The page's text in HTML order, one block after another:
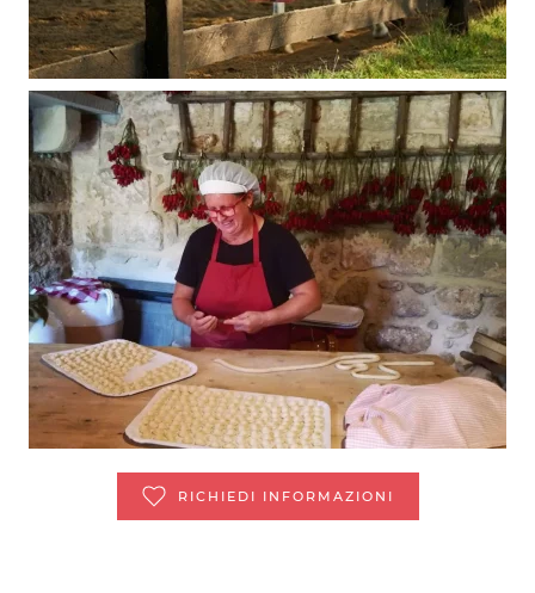
RICHIEDI INFORMAZIONI